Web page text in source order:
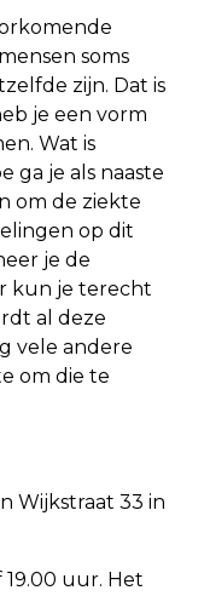
soms
zijn. Dat is
je een vorm
Wat is
ga je als naaste
om de ziekte
op dit
je de
kun je terecht
al deze
vele andere
om die te
Wijkstraat 33 in
19.00 uur. Het